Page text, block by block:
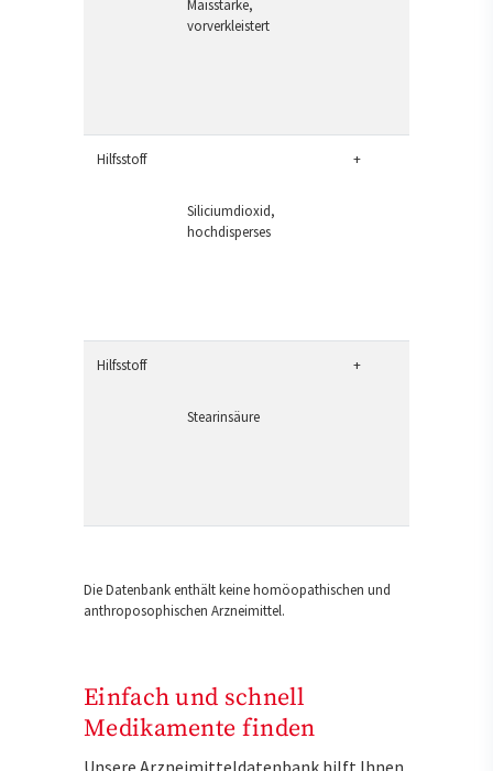
Maisstärke,
vorverkleistert
Hilfsstoff
Siliciumdioxid,
hochdisperses
+
Hilfsstoff
Stearinsäure
+
Die Datenbank enthält keine homöopathischen und
anthroposophischen Arzneimittel.
Einfach und schnell
Medikamente finden
Unsere Arzneimitteldatenbank hilft Ihnen,